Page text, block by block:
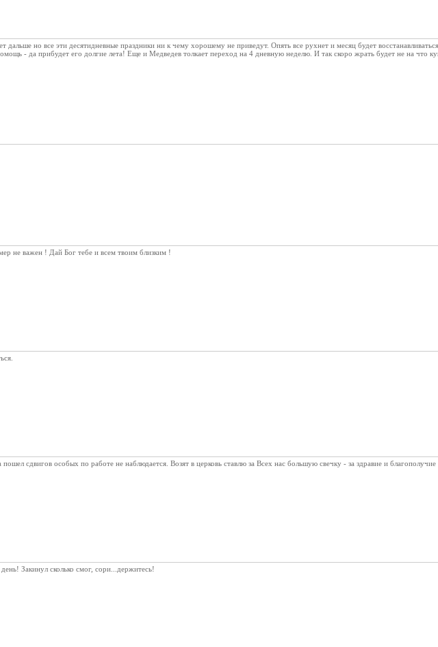
дальше но все эти десятидневные праздники ни к чему хорошему не приведут. Опять все рухнет и месяц будет
- да прибудет его долгие лета! Еще и Медведев толкает переход на 4 дневную неделю. И так скоро жрать будет не на что
не важен ! Дай Бог тебе и всем твоим близким !
пошел сдвигов особых по работе не наблюдается. Возят в церковь ставлю за Всех нас большую свечку - за здравие и благополучие
Закинул сколько смог, сори...держитесь!